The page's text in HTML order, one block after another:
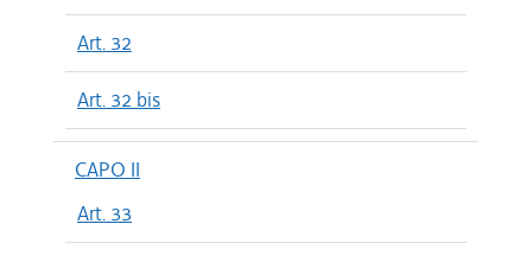
Art. 32
Art. 32 bis
CAPO II
Art. 33